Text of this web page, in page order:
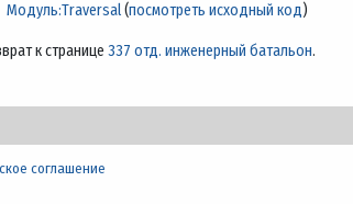
Модуль:Traversal(посмотреть исходный код)
к странице 337 отд. инженерный батальон.
соглашение